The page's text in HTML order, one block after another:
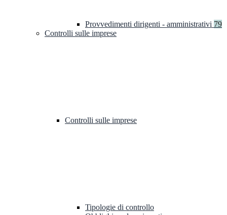
Provvedimenti dirigenti - amministrativi 79
Controlli sulle imprese
Controlli sulle imprese
Tipologie di controllo